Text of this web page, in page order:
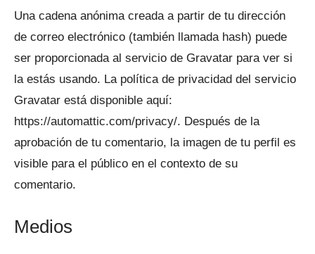
Una cadena anónima creada a partir de tu dirección
de correo electrónico (también llamada hash) puede
ser proporcionada al servicio de Gravatar para ver si
la estás usando. La política de privacidad del servicio
Gravatar está disponible aquí:
https://automattic.com/privacy/. Después de la
aprobación de tu comentario, la imagen de tu perfil es
visible para el público en el contexto de su
comentario.
Medios